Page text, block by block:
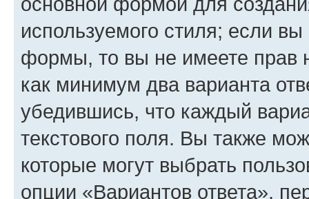
используемого стиля; если
формы, то вы не имеете прав
как минимум два варианта
убедившись, что каждый
текстового поля. Вы также
которые могут выбрать
опции «Вариантов ответа»,